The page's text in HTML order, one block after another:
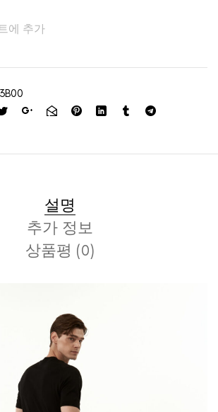
에 추가
설명
추가 정보
상품평 (0)